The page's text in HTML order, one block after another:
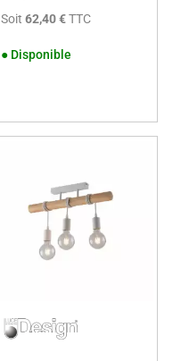
Soit 62,40 €TTC
● Disponible